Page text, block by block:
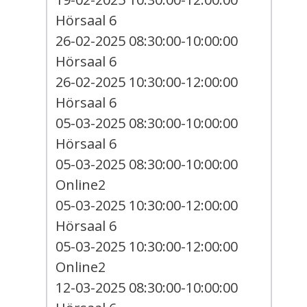
Hörsaal 6
26-02-2025 08:30:00-10:00:00
Hörsaal 6
26-02-2025 10:30:00-12:00:00
Hörsaal 6
05-03-2025 08:30:00-10:00:00
Hörsaal 6
05-03-2025 08:30:00-10:00:00
Online2
05-03-2025 10:30:00-12:00:00
Hörsaal 6
05-03-2025 10:30:00-12:00:00
Online2
12-03-2025 08:30:00-10:00:00